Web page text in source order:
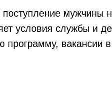
мужчины
условия службы и
программу, вакансии